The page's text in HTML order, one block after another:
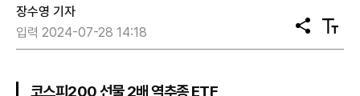
장수영 기자
입력 2024-07-28 14:18
공
유
텍
스
코스피200 선물 2배 역추종 ETF